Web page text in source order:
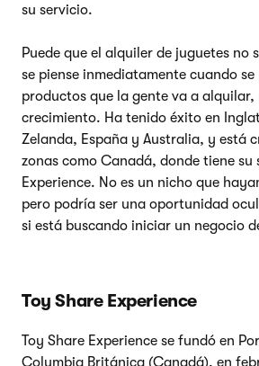
su servicio.
Puede que el alquiler de juguetes no
se piense inmediatamente cuando se
productos que la gente va a alquilar,
crecimiento. Ha tenido éxito en
Zelanda, España y Australia, y está
zonas como Canadá, donde tiene su
Experience. No es un nicho que
pero podría ser una oportunidad
si está buscando iniciar un negocio
Toy Share Experience
Toy Share Experience se fundó en
Columbia Británica (Canadá), en